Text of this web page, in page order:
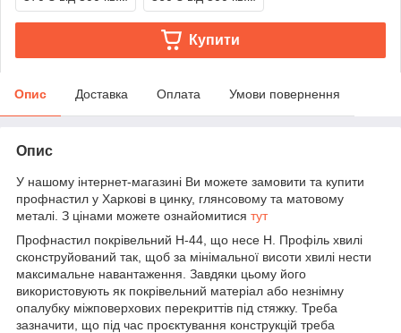
Купити
Опис Доставка Оплата Умови повернення
Опис
У нашому інтернет-магазині Ви можете замовити та купити
профнастил у Харкові в цинку, глянсовому та матовому
металі. З цінами можете ознайомитися тут
Профнастил покрівельний Н-44, що несе H. Профіль хвилі
сконструйований так, щоб за мінімальної висоти хвилі нести
максимальне навантаження. Завдяки цьому його
використовують як покрівельний матеріал або незнімну
опалубку міжповерхових перекриттів під стяжку. Треба
зазначити, що під час проєктування конструкцій треба